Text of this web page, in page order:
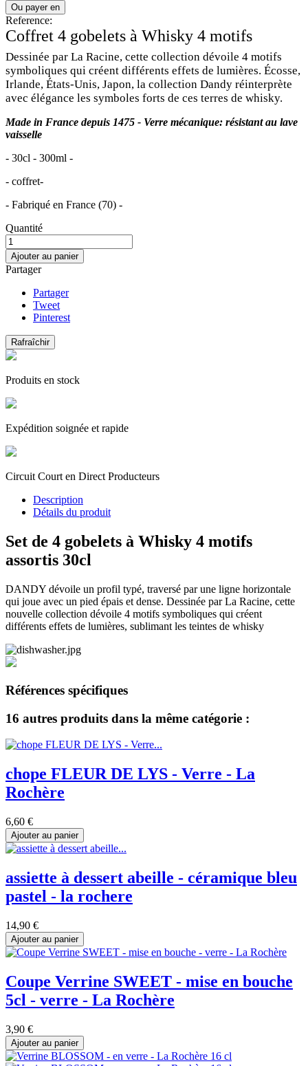
Ou payer en
Reference:
Coffret 4 gobelets à Whisky 4 motifs
Dessinée par La Racine, cette collection dévoile 4 motifs
symboliques qui créent différents effets de lumières. Écosse,
Irlande, États-Unis, Japon, la collection Dandy réinterprète
avec élégance les symboles forts de ces terres de whisky.
Made in France depuis 1475 - Verre mécanique: résistant au lave
vaisselle
- 30cl - 300ml -
- coffret-
- Fabriqué en France (70) -
Quantité
Ajouter au panier
Partager
Partager
Tweet
Pinterest
Produits en stock
Expédition soignée et rapide
Circuit Court en Direct Producteurs
Description
Détails du produit
Set de 4 gobelets à Whisky 4 motifs
assortis 30cl
DANDY dévoile un profil typé, traversé par une ligne horizontale
qui joue avec un pied épais et dense. Dessinée par La Racine, cette
nouvelle collection dévoile 4 motifs symboliques qui créent
différents effets de lumières, sublimant les teintes de whisky
Références spécifiques
16 autres produits dans la même catégorie :
chope FLEUR DE LYS - Verre - La
Rochère
6,60 €
Ajouter au panier
assiette à dessert abeille - céramique bleu
pastel - la rochere
14,90 €
Ajouter au panier
Coupe Verrine SWEET - mise en bouche
5cl - verre - La Rochère
3,90 €
Ajouter au panier